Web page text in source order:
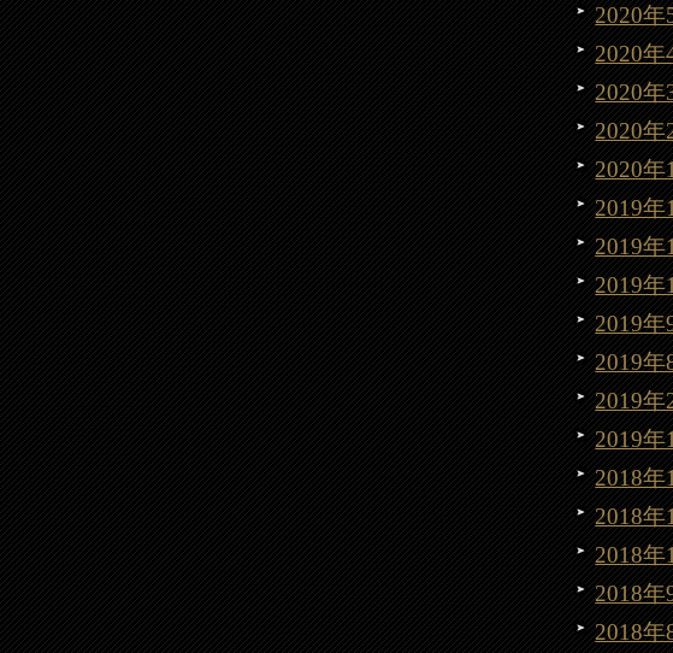
2020年
2020年
2020年
2020年
2020年
2019年
2019年
2019年
2019年
2019年
2019年
2019年
2018年
2018年
2018年
2018年
2018年